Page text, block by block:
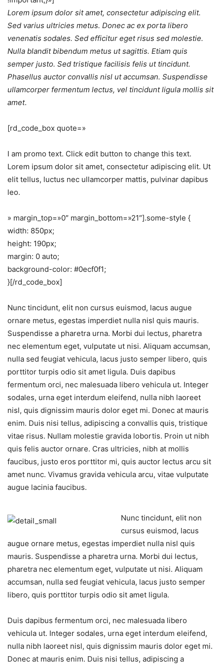
Lorem ipsum dolor sit amet, consectetur adipiscing elit.
Sed varius ultricies metus. Donec ac ex porta libero
venenatis sodales. Sed efficitur eget risus sed molestie.
Nulla blandit bibendum metus ut sagittis. Etiam quis
semper justo. Sed tristique facilisis felis ut tincidunt.
Phasellus auctor convallis nisl ut accumsan. Suspendisse
ullamcorper fermentum lectus, vel tincidunt ligula mollis sit
amet.
[rd_code_box quote=»
I am promo text. Click edit button to change this text.
Lorem ipsum dolor sit amet, consectetur adipiscing elit. Ut
elit tellus, luctus nec ullamcorper mattis, pulvinar dapibus
leo.
» margin_top=»0″ margin_bottom=»21″].some-style {
width: 850px;
height: 190px;
margin: 0 auto;
background-color: #0ecf0f1;
}[/rd_code_box]
Nunc tincidunt, elit non cursus euismod, lacus augue
ornare metus, egestas imperdiet nulla nisl quis mauris.
Suspendisse a pharetra urna. Morbi dui lectus, pharetra
nec elementum eget, vulputate ut nisi. Aliquam accumsan,
nulla sed feugiat vehicula, lacus justo semper libero, quis
porttitor turpis odio sit amet ligula. Duis dapibus
fermentum orci, nec malesuada libero vehicula ut. Integer
sodales, urna eget interdum eleifend, nulla nibh laoreet
nisl, quis dignissim mauris dolor eget mi. Donec at mauris
enim. Duis nisi tellus, adipiscing a convallis quis, tristique
vitae risus. Nullam molestie gravida lobortis. Proin ut nibh
quis felis auctor ornare. Cras ultricies, nibh at mollis
faucibus, justo eros porttitor mi, quis auctor lectus arcu sit
amet nunc. Vivamus gravida vehicula arcu, vitae vulputate
augue lacinia faucibus.
Nunc tincidunt, elit non
cursus euismod, lacus
augue ornare metus, egestas imperdiet nulla nisl quis
mauris. Suspendisse a pharetra urna. Morbi dui lectus,
pharetra nec elementum eget, vulputate ut nisi. Aliquam
accumsan, nulla sed feugiat vehicula, lacus justo semper
libero, quis porttitor turpis odio sit amet ligula.
Duis dapibus fermentum orci, nec malesuada libero
vehicula ut. Integer sodales, urna eget interdum eleifend,
nulla nibh laoreet nisl, quis dignissim mauris dolor eget mi.
Donec at mauris enim. Duis nisi tellus, adipiscing a